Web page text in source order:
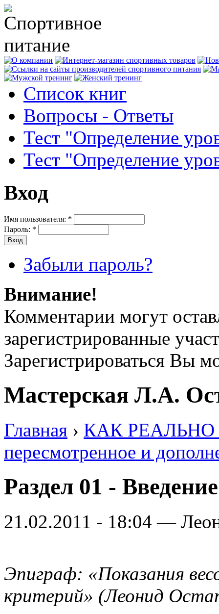
Список книг
Вопросы - Ответы
Тест "Определение
Тест "Определение
Вход
Имя пользователя: *
Пароль: *
Забыли пароль?
Внимание!
Комментарии могут
зарегистрированные
Зарегистрироваться Вы
Мастерская Л.А.
Главная › КАК РЕАЛЬНО
пересмотренное и
Раздел 01 - Введение
21.02.2011 - 18:04 —
Эпиграф: «Показания
критерий» (Леонид